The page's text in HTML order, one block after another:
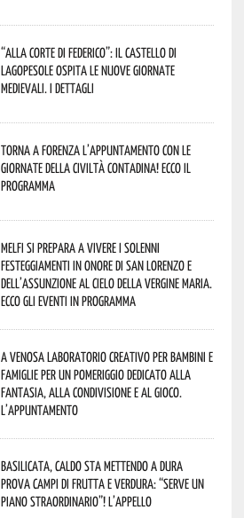
“Alla corte di Federico”: il Castello di
Lagopesole ospita le nuove Giornate
Medievali. I dettagli
Torna a Forenza l’appuntamento con le
Giornate della Civiltà Contadina! Ecco il
programma
Melfi si prepara a vivere i solenni
festeggiamenti in onore di San Lorenzo e
dell’assunzione al cielo della Vergine Maria.
Ecco gli eventi in programma
A Venosa laboratorio creativo per bambini e
famiglie per un pomeriggio dedicato alla
fantasia, alla condivisione e al gioco.
L’appuntamento
Basilicata, caldo sta mettendo a dura
prova campi di frutta e verdura: “Serve un
piano straordinario”! L’appello